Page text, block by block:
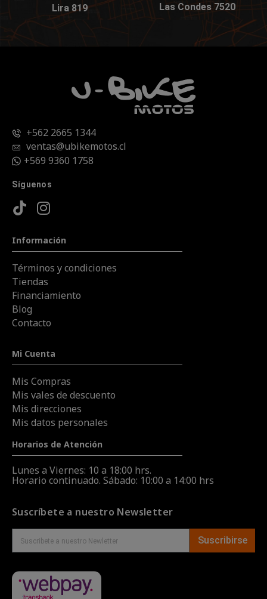
Lira 819 Las Condes 7520
+562 2665 1344
ventas@ubikemotos.cl
+569 9360 1758
Síguenos
Información
Términos y condiciones
Tiendas
Financiamiento
Blog
Contacto
Mi Cuenta
Mis Compras
Mis vales de descuento
Mis direcciones
Mis datos personales
Horarios de Atención
Lunes a Viernes: 10 a 18:00 hrs.
Horario continuado. Sábado: 10:00 a 14:00 hrs
Suscríbete a nuestro Newsletter
Suscribirse